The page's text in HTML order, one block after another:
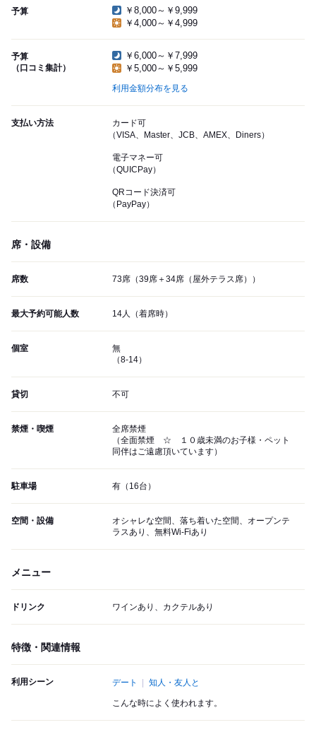
予算
￥8,000～￥9,999
￥4,000～￥4,999
予算
（口コミ集計）
￥6,000～￥7,999
￥5,000～￥5,999
利用金額分布を見る
支払い方法
カード可
（VISA、Master、JCB、AMEX、Diners）
電子マネー可
（QUICPay）
QRコード決済可
（PayPay）
席・設備
席数 73席（39席＋34席（屋外テラス席））
最大予約可能人数 14人（着席時）
個室
無
（8-14）
貸切 不可
禁煙・喫煙
全席禁煙
（全面禁煙 ☆ １０歳未満のお子様・ペット
同伴はご遠慮頂いています）
駐車場 有（16台）
空間・設備
オシャレな空間、落ち着いた空間、オープンテ
ラスあり、無料Wi-Fiあり
メニュー
ドリンク ワインあり、カクテルあり
特徴・関連情報
利用シーン デート 知人・友人と
こんな時によく使われます。